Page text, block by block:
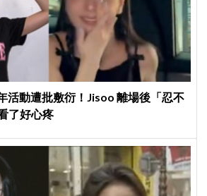
活動遭批敷衍！Jisoo 離場後「忍不
了好心疼